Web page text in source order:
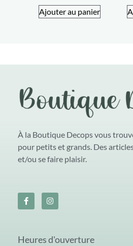
Ajouter au panier
À la Boutique Decops vous
pour petits et grands. Des
et/ou se faire plaisir.
Heures d'ouverture